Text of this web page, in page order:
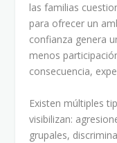
las familias
para ofrecer un
confianza genera
menos
consecuencia,
Existen múltiples
visibilizan:
grupales,